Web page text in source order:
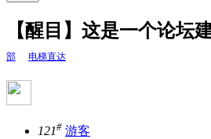
【醒目】这是一个论坛
部 电梯直达
121# 游客